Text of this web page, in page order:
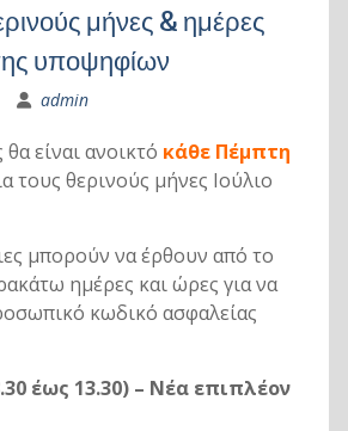
μήνες & ημέρες
υποψηφίων
admin
είναι ανοικτό κάθε Πέμπτη
τους θερινούς μήνες Ιούλιο
μπορούν να έρθουν από το
ημέρες και ώρες για να
κωδικό ασφαλείας
έως 13.30) – Νέα επιπλέον